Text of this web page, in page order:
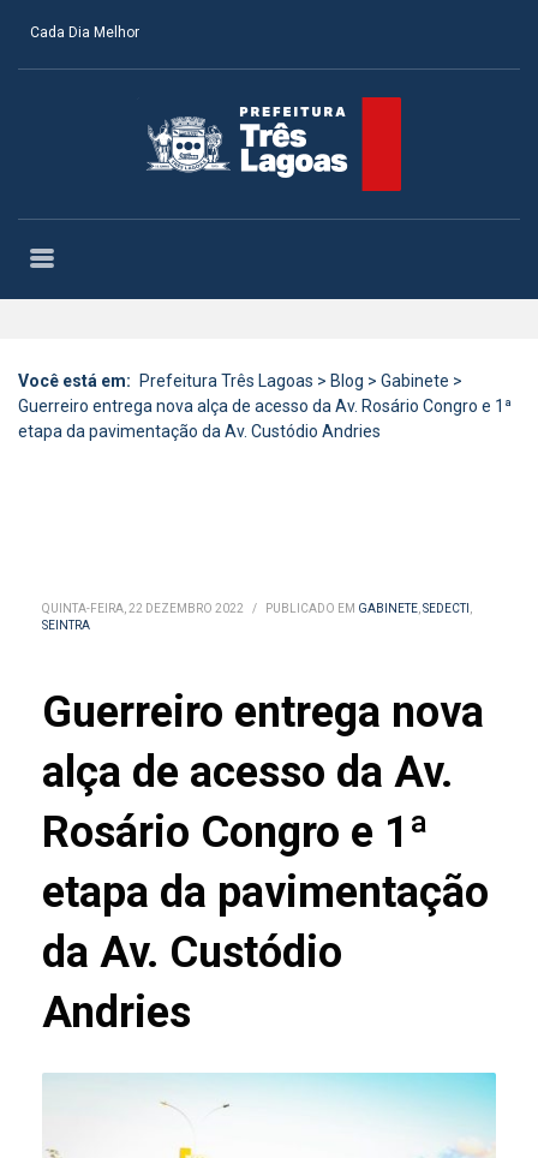
Cada Dia Melhor
Você está em: Prefeitura Três Lagoas > Blog > Gabinete >
Guerreiro entrega nova alça de acesso da Av. Rosário Congro e 1ª
etapa da pavimentação da Av. Custódio Andries
QUINTA-FEIRA, 22 DEZEMBRO 2022 / PUBLICADO EM GABINETE,SEDECTI ,
SEINTRA
Guerreiro entrega nova
alça de acesso da Av.
Rosário Congro e 1ª
etapa da pavimentação
da Av. Custódio
Andries